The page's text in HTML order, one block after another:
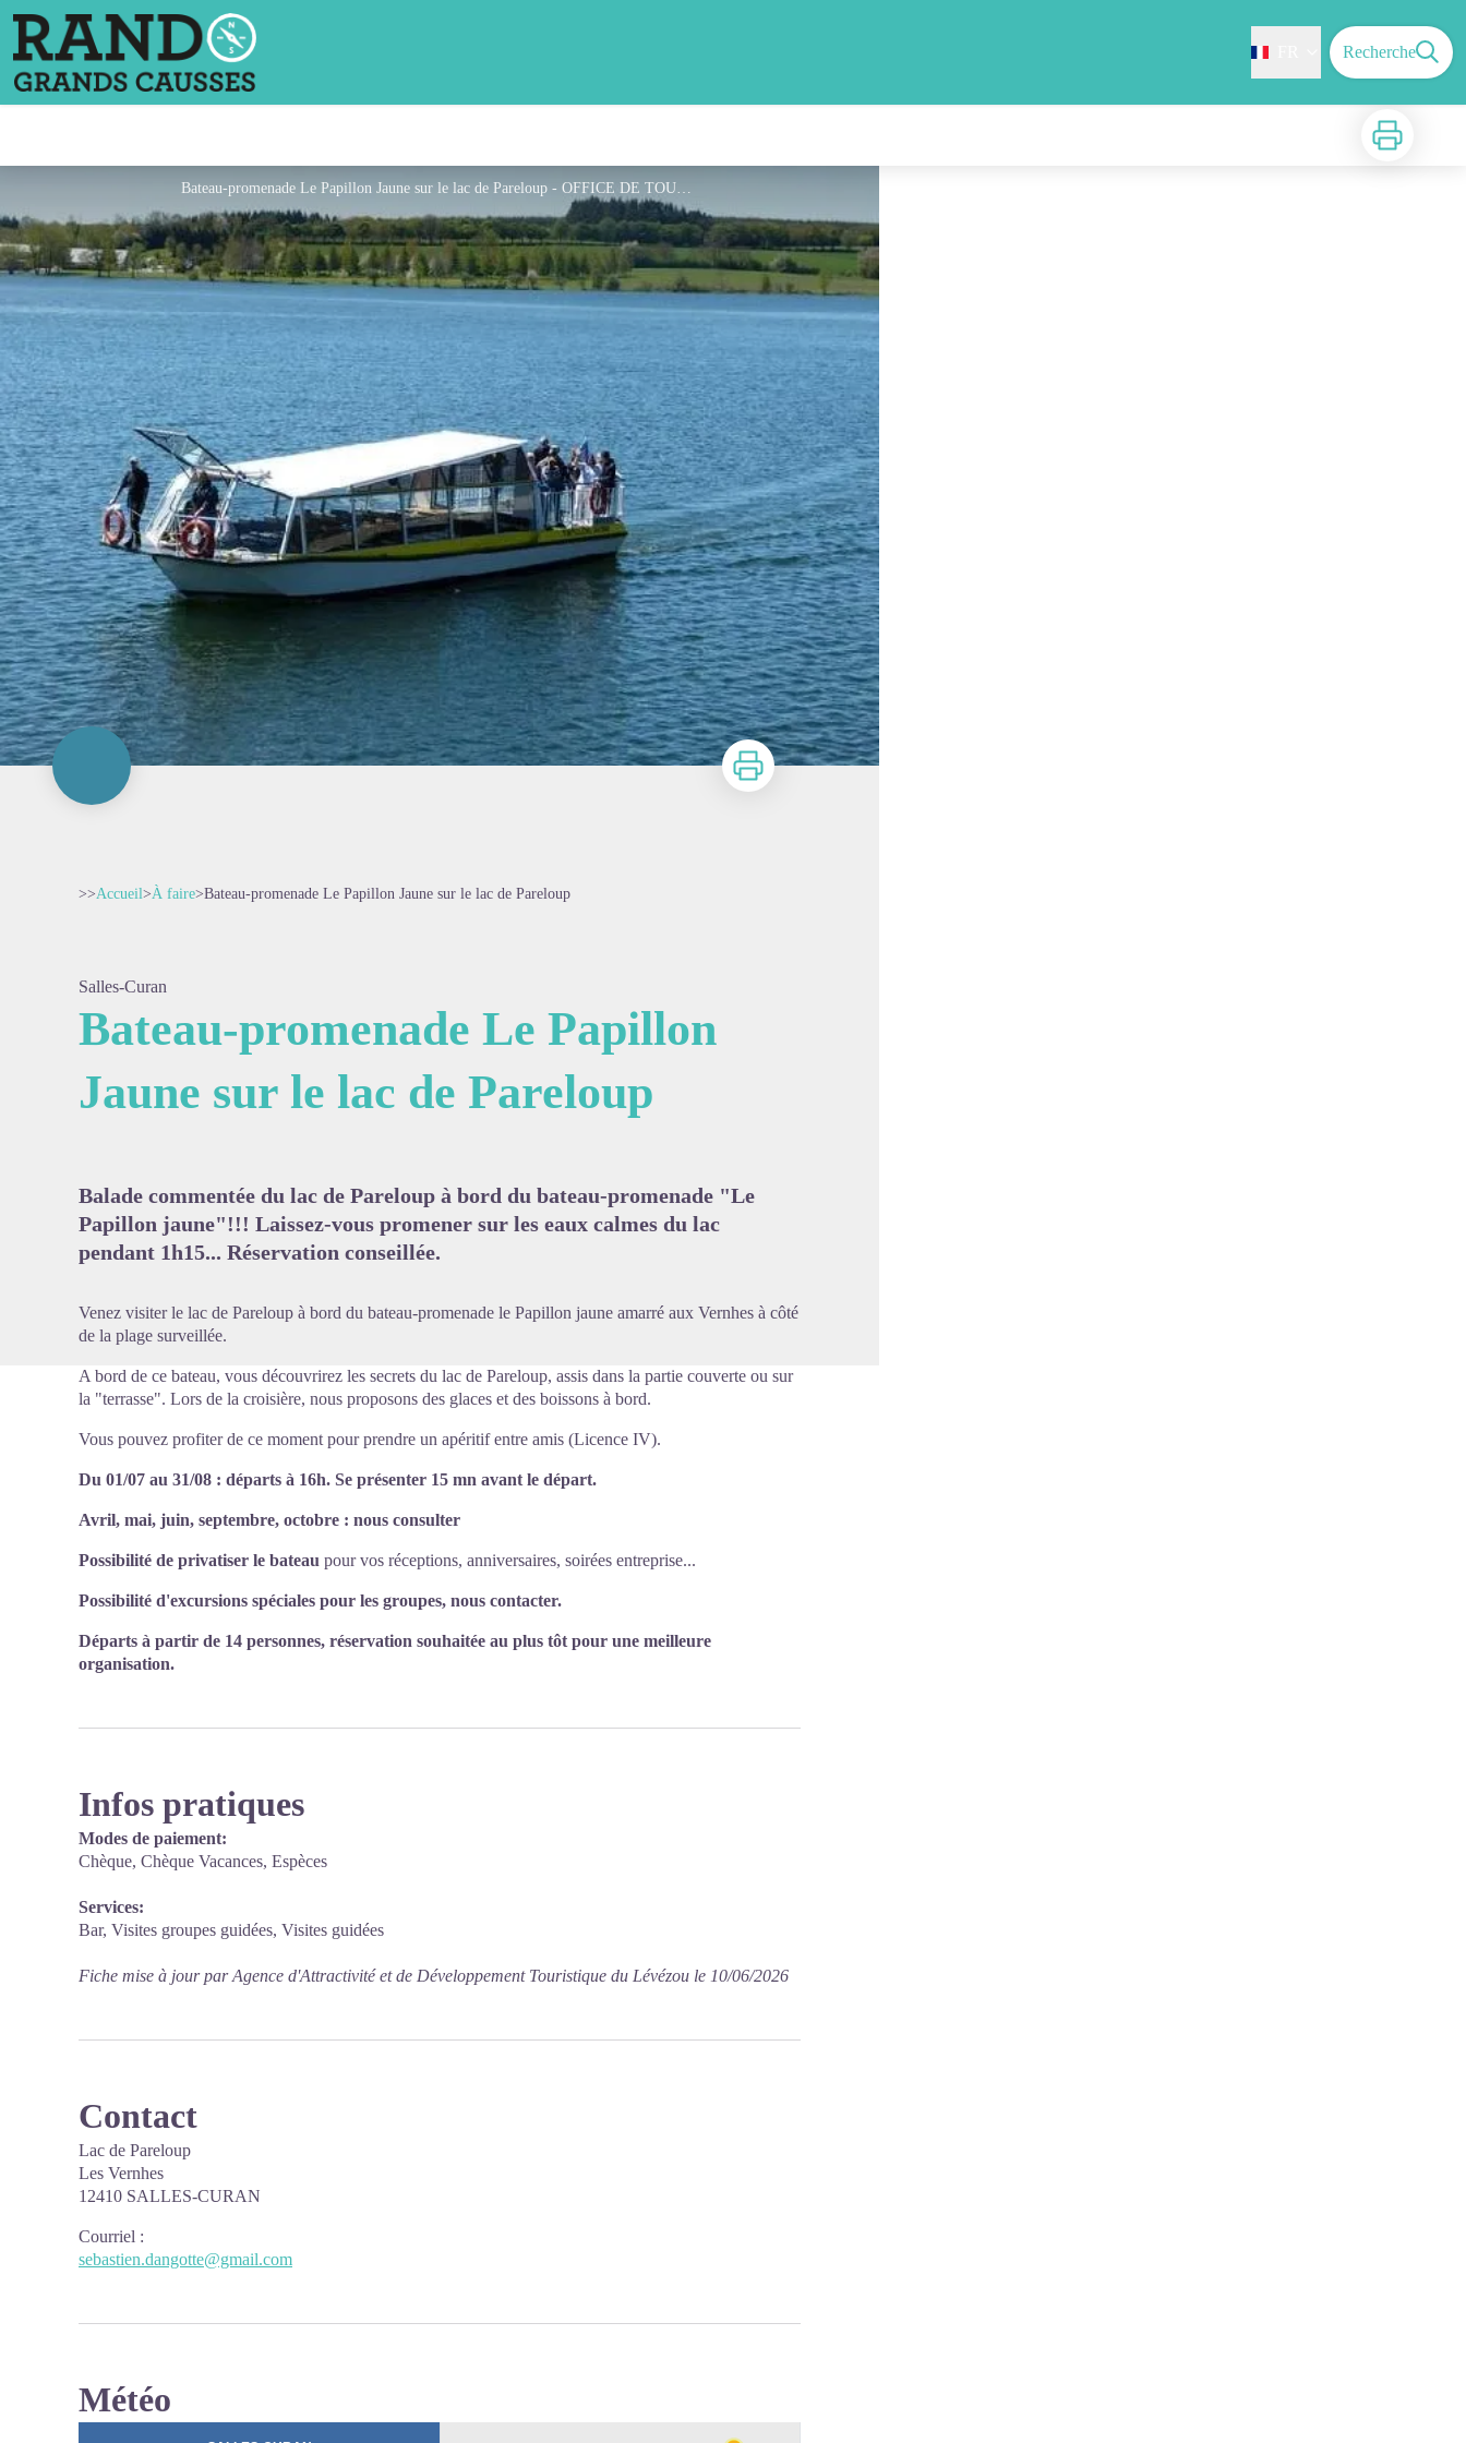
Recherche
Imprimer
Bateau-promenade Le Papillon Jaune sur le lac de Pareloup - OFFICE DE TOURISME DE PARELOUP LEVEZOU
Voir l'image en plein écran
Imprimer
>>Accueil>À faire>Bateau-promenade Le Papillon Jaune sur le lac de Pareloup
Salles-Curan
Bateau-promenade Le Papillon
Jaune sur le lac de Pareloup
Balade commentée du lac de Pareloup à bord du bateau-promenade "Le
Papillon jaune"!!! Laissez-vous promener sur les eaux calmes du lac
pendant 1h15... Réservation conseillée.
Venez visiter le lac de Pareloup à bord du bateau-promenade le Papillon jaune amarré aux Vernhes à côté
de la plage surveillée.
A bord de ce bateau, vous découvrirez les secrets du lac de Pareloup, assis dans la partie couverte ou sur
la "terrasse". Lors de la croisière, nous proposons des glaces et des boissons à bord.
Vous pouvez profiter de ce moment pour prendre un apéritif entre amis (Licence IV).
Du 01/07 au 31/08 : départs à 16h. Se présenter 15 mn avant le départ.
Avril, mai, juin, septembre, octobre : nous consulter
Possibilité de privatiser le bateau pour vos réceptions, anniversaires, soirées entreprise...
Possibilité d'excursions spéciales pour les groupes, nous contacter.
Départs à partir de 14 personnes, réservation souhaitée au plus tôt pour une meilleure
organisation.
Infos pratiques
Modes de paiement:
Chèque, Chèque Vacances, Espèces
Services:
Bar, Visites groupes guidées, Visites guidées
Fiche mise à jour par Agence d'Attractivité et de Développement Touristique du Lévézou le 10/06/2026
Contact
Lac de Pareloup
Les Vernhes
12410 SALLES-CURAN
Courriel :
sebastien.dangotte@gmail.com
Météo